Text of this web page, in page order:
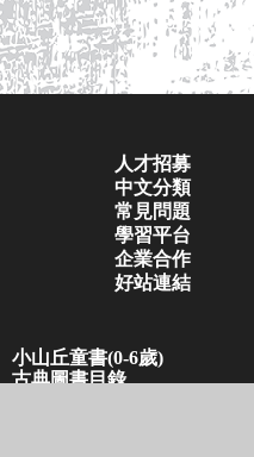
人才招募
中文分類
常見問題
學習平台
企業合作
好站連結
小山丘童書(0-6歲)
古典圖書目錄